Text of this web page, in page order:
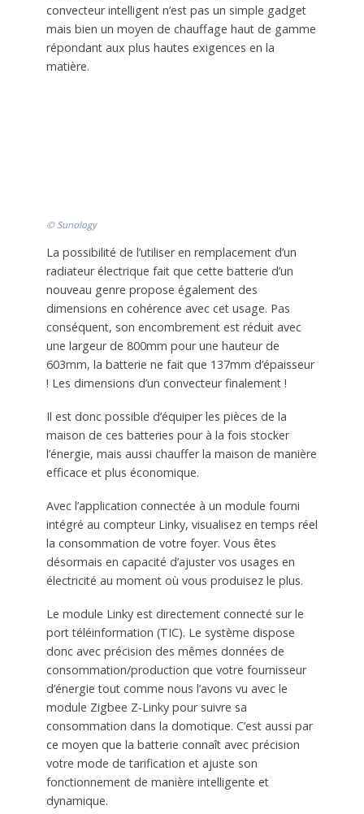
convecteur intelligent n’est pas un simple gadget
mais bien un moyen de chauffage haut de gamme
répondant aux plus hautes exigences en la
matière.
© Sunology
La possibilité de l’utiliser en remplacement d’un
radiateur électrique fait que cette batterie d’un
nouveau genre propose également des
dimensions en cohérence avec cet usage. Pas
conséquent, son encombrement est réduit avec
une largeur de 800mm pour une hauteur de
603mm, la batterie ne fait que 137mm d’épaisseur
! Les dimensions d’un convecteur finalement !
Il est donc possible d’équiper les pièces de la
maison de ces batteries pour à la fois stocker
l’énergie, mais aussi chauffer la maison de manière
efficace et plus économique.
Avec l’application connectée à un module fourni
intégré au compteur Linky, visualisez en temps réel
la consommation de votre foyer. Vous êtes
désormais en capacité d’ajuster vos usages en
électricité au moment où vous produisez le plus.
Le module Linky est directement connecté sur le
port téléinformation (TIC). Le système dispose
donc avec précision des mêmes données de
consommation/production que votre fournisseur
d’énergie tout comme nous l’avons vu avec le
module Zigbee Z-Linky pour suivre sa
consommation dans la domotique. C’est aussi par
ce moyen que la batterie connaît avec précision
votre mode de tarification et ajuste son
fonctionnement de manière intelligente et
dynamique.